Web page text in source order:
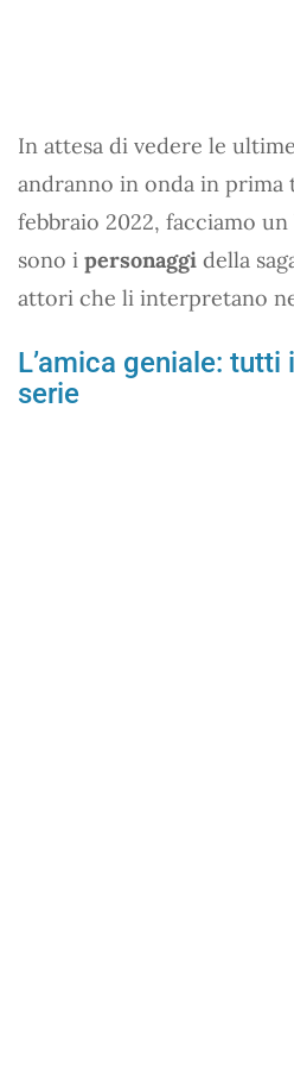
In attesa di vedere le
andranno in onda in prima
febbraio 2022, facciamo
sono i personaggi della
attori che li interpretano
L’amica geniale:
serie